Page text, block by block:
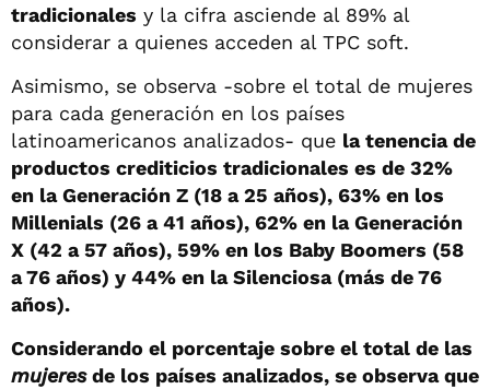
tradicionales y la cifra asciende al 89% al
considerar a quienes acceden al TPC soft.
Asimismo, se observa -sobre el total de mujeres
para cada generación en los países
latinoamericanos analizados- que la tenencia de
productos crediticios tradicionales es de 32%
en la Generación Z (18 a 25 años), 63% en los
Millenials (26 a 41 años), 62% en la Generación
X (42 a 57 años), 59% en los Baby Boomers (58
a 76 años) y 44% en la Silenciosa (más de 76
años).
Considerando el porcentaje sobre el total de las
mujeresde los países analizados, se observa que